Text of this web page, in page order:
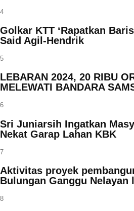
4
Golkar KTT ‘Rapatkan
Said Agil-Hendrik
5
LEBARAN 2024, 20 RIBU
MELEWATI BANDARA
6
Sri Juniarsih Ingatkan
Nekat Garap Lahan KBK
7
Aktivitas proyek
Bulungan Ganggu Nelayan
8